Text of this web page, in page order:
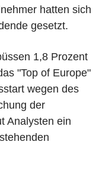
hatten sich
gesetzt.
1,8 Prozent
"Top of Europe"
wegen des
der
Analysten ein